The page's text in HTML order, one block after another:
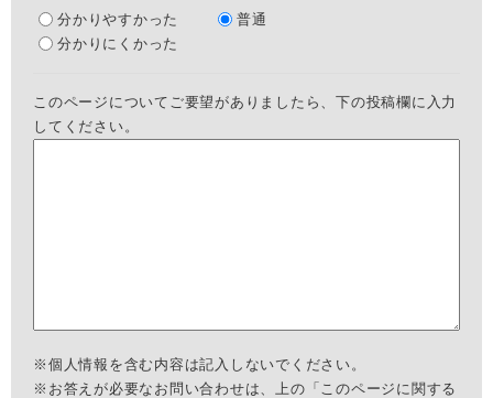
分かりやすかった
普通
分かりにくかった
このページについてご要望がありましたら、下の投稿欄に入力
してください。
※個人情報を含む内容は記入しないでください。
※お答えが必要なお問い合わせは、上の「このページに関する